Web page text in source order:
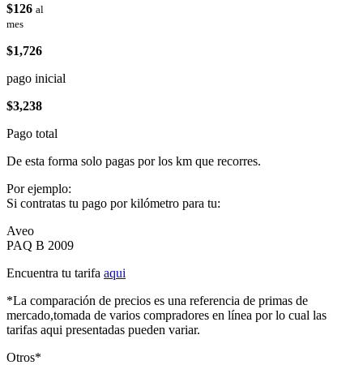
$126 al
mes
$1,726
pago inicial
$3,238
Pago total
De esta forma solo pagas por los km que recorres.
Por ejemplo:
Si contratas tu pago por kilómetro para tu:
Aveo
PAQ B 2009
Encuentra tu tarifa aqui
*La comparación de precios es una referencia de primas de
mercado,tomada de varios compradores en línea por lo cual las
tarifas aqui presentadas pueden variar.
Otros*